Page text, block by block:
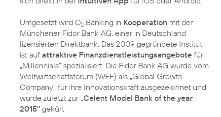
Umgesetzt wird O2 Banking in Kooperation mit der
Münchener Fidor Bank AG, einer in Deutschland
lizensierten Direktbank. Das 2009 gegründete Institut
ist auf attraktive Finanzdienstleistungsangebote für
„Millennials“ spezialisiert. Die Fidor Bank AG wurde vom
Weltwirtschaftsforum (WEF) als „Global Growth
Company“ für ihre Innovationskraft ausgezeichnet und
wurde zuletzt zur„Celent Model Bank of the year
2015“ gekürt.